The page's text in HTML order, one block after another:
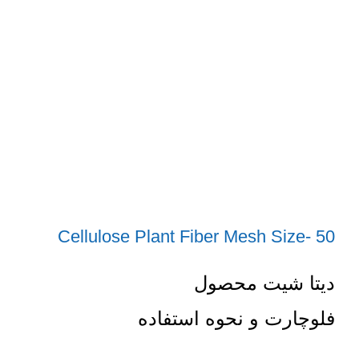
Cellulose Plant Fiber Mesh Size- 50
دیتا شیت محصول
فلوچارت و نحوه استفاده